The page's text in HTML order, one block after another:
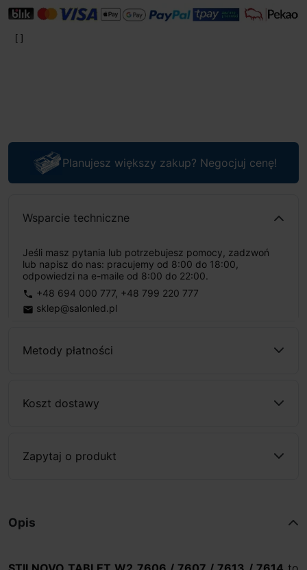
Planujesz większy zakup? Negocjuj cenę!
Wsparcie techniczne
Jeśli masz pytania lub potrzebujesz pomocy, zadzwoń
lub napisz do nas: pracujemy od 8:00 do 18:00,
odpowiedzi na e-maile od 8:00 do 22:00.
phone +48 694 000 777, +48 799 220 777
email sklep@salonled.pl
Metody płatności
Koszt dostawy
Zapytaj o produkt
Opis